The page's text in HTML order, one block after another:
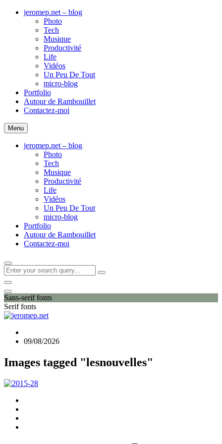
jeromep.net – blog
Photo
Tech
Musique
Productivité
Life
Vidéos
Un Peu De Tout
micro-blog
Portfolio
Autour de Rambouillet
Contactez-moi
Menu
jeromep.net – blog
Photo
Tech
Musique
Productivité
Life
Vidéos
Un Peu De Tout
micro-blog
Portfolio
Autour de Rambouillet
Contactez-moi
Sans-serif fonts
Serif fonts
09/08/2026
Images tagged "lesnouvelles"